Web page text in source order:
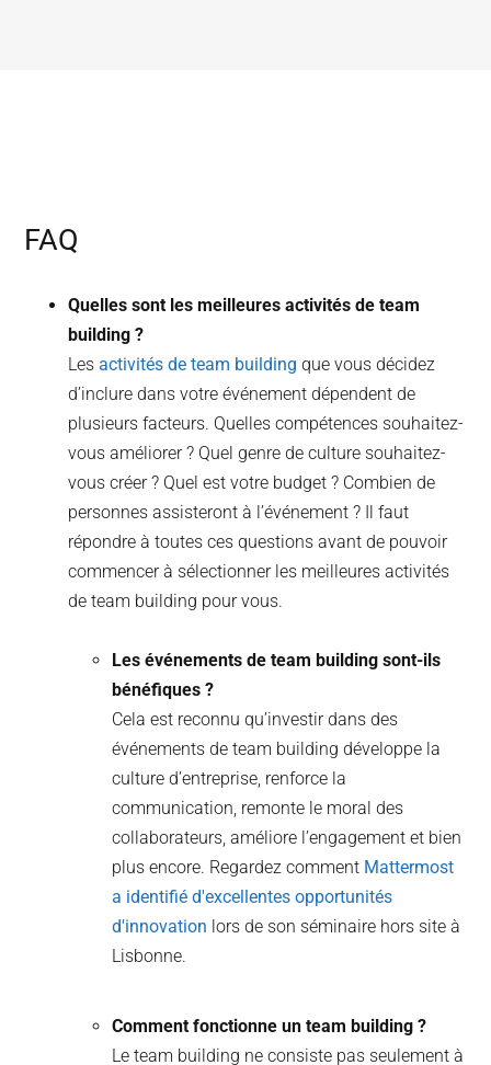
FAQ
Quelles sont les meilleures activités de team
building ?
Lesactivités de team building que vous décidez
d’inclure dans votre événement dépendent de
plusieurs facteurs. Quelles compétences souhaitez-
vous améliorer ? Quel genre de culture souhaitez-
vous créer ? Quel est votre budget ? Combien de
personnes assisteront à l’événement ? Il faut
répondre à toutes ces questions avant de pouvoir
commencer à sélectionner les meilleures activités
de team building pour vous.
Les événements de team building sont-ils
bénéfiques ?
Cela est reconnu qu’investir dans des
événements de team building développe la
culture d’entreprise, renforce la
communication, remonte le moral des
collaborateurs, améliore l’engagement et bien
plus encore. Regardez comment Mattermost
a identifié d'excellentes opportunités
d'innovation lors de son séminaire hors site à
Lisbonne.
Comment fonctionne un team building ?
Le team building ne consiste pas seulement à